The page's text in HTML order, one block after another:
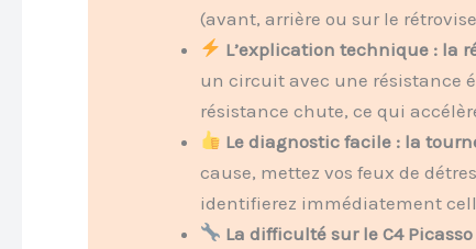
(avant, arrière ou sur le
L’explication technique : la
un circuit avec une résistance
résistance chute, ce qui
Le diagnostic facile : la
cause, mettez vos feux de
identifierez immédiatement
La difficulté sur le C4